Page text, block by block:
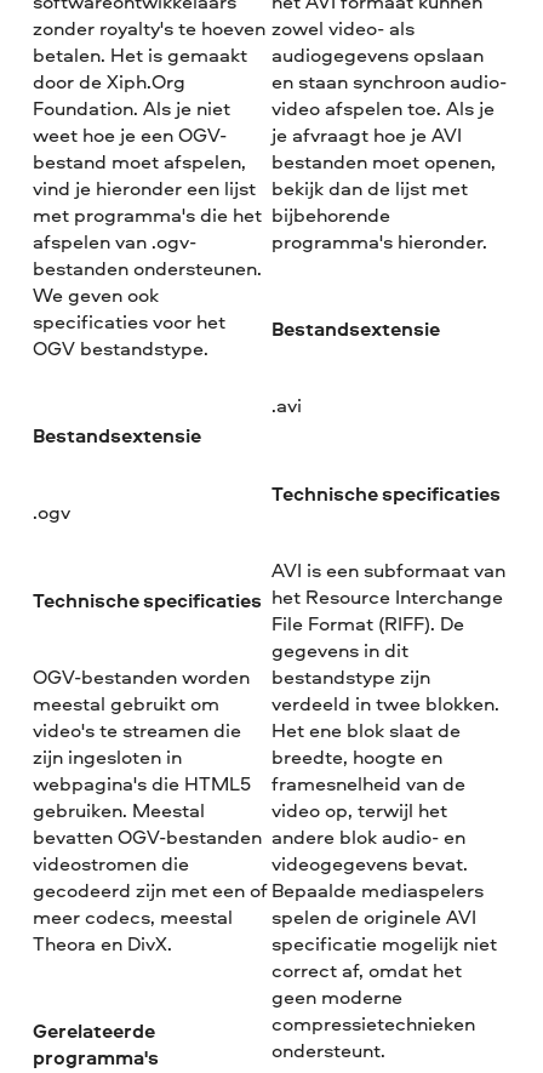
zonder royalty's te hoeven
betalen. Het is gemaakt
door de Xiph.Org
Foundation. Als je niet
weet hoe je een OGV-
bestand moet afspelen,
vind je hieronder een lijst
met programma's die het
afspelen van .ogv-
bestanden ondersteunen.
We geven ook
specificaties voor het
OGV bestandstype.
Bestandsextensie
.ogv
Technische specificaties
OGV-bestanden worden
meestal gebruikt om
video's te streamen die
zijn ingesloten in
webpagina's die HTML5
gebruiken. Meestal
bevatten OGV-bestanden
videostromen die
gecodeerd zijn met een of
meer codecs, meestal
Theora en DivX.
Gerelateerde
programma's
zowel video- als
audiogegevens opslaan
en staan synchroon audio-
video afspelen toe. Als je
je afvraagt hoe je AVI
bestanden moet openen,
bekijk dan de lijst met
bijbehorende
programma's hieronder.
Bestandsextensie
.avi
Technische specificaties
AVI is een subformaat van
het Resource Interchange
File Format (RIFF). De
gegevens in dit
bestandstype zijn
verdeeld in twee blokken.
Het ene blok slaat de
breedte, hoogte en
framesnelheid van de
video op, terwijl het
andere blok audio- en
videogegevens bevat.
Bepaalde mediaspelers
spelen de originele AVI
specificatie mogelijk niet
correct af, omdat het
geen moderne
compressietechnieken
ondersteunt.